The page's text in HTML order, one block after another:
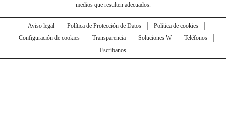
medios que resulten adecuados.
Aviso legal Política de Protección de Datos
Política de cookies
Configuración de cookies
Transparencia Soluciones W
Teléfonos
Escríbanos